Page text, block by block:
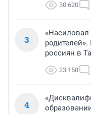
30 620
3
«Насиловал
россиян в
23 158
4